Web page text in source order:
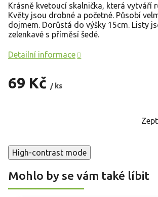
69 Kč / ks
Krásně kvetoucí skalnička, která vytváří
Květy jsou drobné a početné. Působí
dojmem. Dorůstá do výšky 15cm. Listy
zelenkavé s příměsí šedé.
Detailní informace
High-contrast mode
Mohlo by se vám také líbit